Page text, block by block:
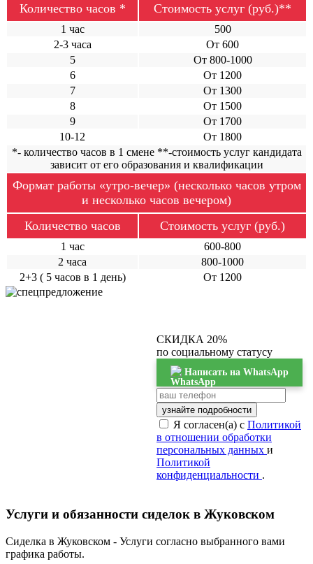
Количество часов * Стоимость услуг (руб.)**
1 час
500
2-3 часа
От 600
5
От 800-1000
6
От 1200
7
От 1300
8
От 1500
9
От 1700
10-12
От 1800
*- количество часов в 1 смене **-стоимость услуг кандидата
зависит от его образования и квалификации
Формат работы «утро-вечер» (несколько часов утром
и несколько часов вечером)
Количество часов
Стоимость услуг (руб.)
1 час
600-800
2 часа
800-1000
2+3 ( 5 часов в 1 день)
От 1200
СКИДКА 20%
по социальному статусу
Написать на WhatsApp
узнайте подробности
Я согласен(а) с Политикой
в отношении обработки
персональных данных и
Политикой
конфиденциальности .
Услуги и обязанности сиделок в Жуковском
Сиделка в Жуковском - Услуги согласно выбранного вами
графика работы.